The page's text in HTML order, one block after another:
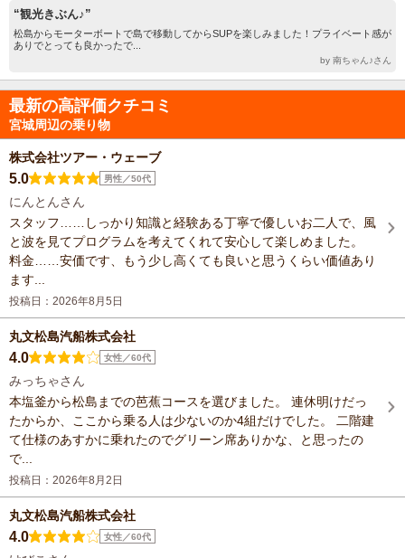
“観光きぶん♪”
松島からモーターボートで島で移動してからSUPを楽しみました！プライベート感が
ありでとっても良かったで...
by 南ちゃん♪さん
最新の高評価クチコミ
宮城周辺の乗り物
株式会社ツアー・ウェーブ
5.0 男性／50代
にんとんさん
スタッフ……しっかり知識と経験ある丁寧で優しいお二人で、風
と波を見てプログラムを考えてくれて安心して楽しめました。
料金……安価です、もう少し高くても良いと思うくらい価値あり
ます...
投稿日：2026年8月5日
丸文松島汽船株式会社
4.0 女性／60代
みっちゃさん
本塩釜から松島までの芭蕉コースを選びました。 連休明けだっ
たからか、ここから乗る人は少ないのか4組だけでした。 二階建
て仕様のあすかに乗れたのでグリーン席ありかな、と思ったの
で...
投稿日：2026年8月2日
丸文松島汽船株式会社
4.0 女性／60代